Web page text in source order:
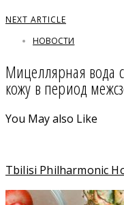
NEXT ARTICLE
НОВОСТИ
Мицеллярная вода
кожу в период
You May also Like
Tbilisi Philharmonic